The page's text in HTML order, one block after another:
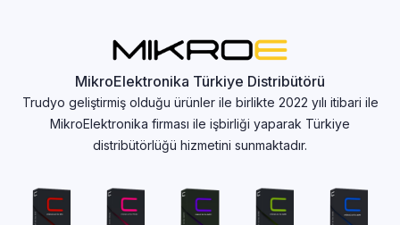
MikroElektronika Türkiye Distribütörü
Trudyo geliştirmiş olduğu ürünler ile birlikte 2022 yılı itibari ile
MikroElektronika firması ile işbirliği yaparak Türkiye
distribütörlüğü hizmetini sunmaktadır.